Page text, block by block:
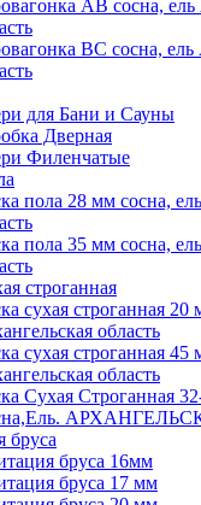
АВ сосна, ель
ВС сосна, ель
для Бани и Сауны
Дверная
Филенчатые
пола 28 мм сосна,
пола 35 мм сосна,
строганная
сухая строганная 20
область
сухая строганная 45
область
Сухая Строганная
бруса
бруса 16мм
бруса 17 мм